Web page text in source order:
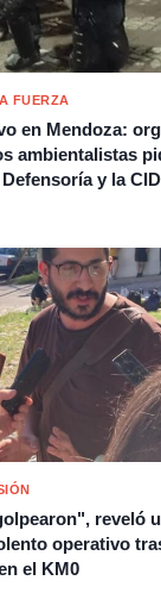
FUERZA
en Mendoza:
ambientalistas
y la
reveló
operativo
el KM0